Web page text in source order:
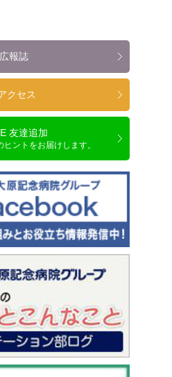
広報誌
クセス
友達追加
ントをお届けします。